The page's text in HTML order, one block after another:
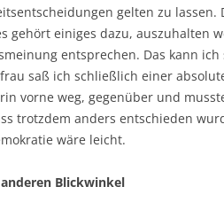
gelten zu
gehört einiges dazu, auszuhalten
entsprechen. Das kann
saß ich schließlich einer
vorne weg, gegenüber und
trotzdem anders entschieden
wäre leicht.
Blickwinkel